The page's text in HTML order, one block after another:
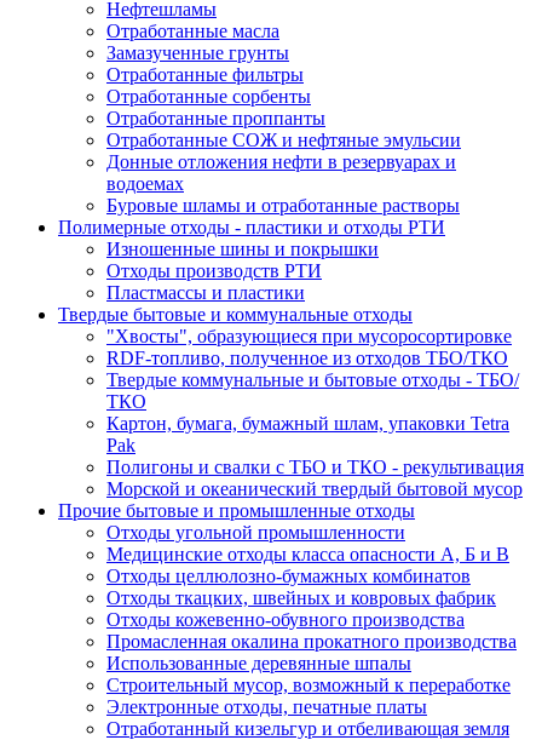
Нефтешламы
Отработанные масла
Замазученные грунты
Отработанные фильтры
Отработанные сорбенты
Отработанные проппанты
Отработанные СОЖ и нефтяные эмульсии
Донные отложения нефти в резервуарах и
водоемах
Буровые шламы и отработанные растворы
Полимерные отходы - пластики и отходы РТИ
Изношенные шины и покрышки
Отходы производств РТИ
Пластмассы и пластики
Твердые бытовые и коммунальные отходы
"Хвосты", образующиеся при мусоросортировке
RDF-топливо, полученное из отходов ТБО/ТКО
Твердые коммунальные и бытовые отходы - ТБО/
ТКО
Картон, бумага, бумажный шлам, упаковки Tetra
Pak
Полигоны и свалки с ТБО и ТКО - рекультивация
Морской и океанический твердый бытовой мусор
Прочие бытовые и промышленные отходы
Отходы угольной промышленности
Медицинские отходы класса опасности А, Б и В
Отходы целлюлозно-бумажных комбинатов
Отходы ткацких, швейных и ковровых фабрик
Отходы кожевенно-обувного производства
Промасленная окалина прокатного производства
Использованные деревянные шпалы
Строительный мусор, возможный к переработке
Электронные отходы, печатные платы
Отработанный кизельгур и отбеливающая земля